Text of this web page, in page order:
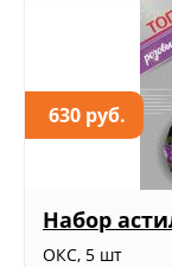
630 руб.
Набор
ОКС, 5 шт